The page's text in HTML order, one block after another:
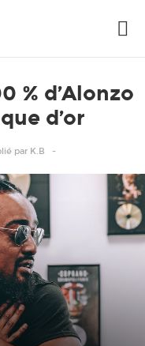
% d’Alonzo
d’or
par K.B